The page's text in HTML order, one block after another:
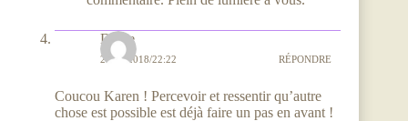
Diane
27/04/2018/22:22 RÉPONDRE
Coucou Karen ! Percevoir et ressentir qu’autre
chose est possible est déjà faire un pas en avant !